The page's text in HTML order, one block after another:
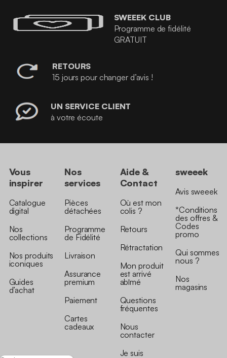
SWEEEK CLUB
Programme de fidélité
GRATUIT
RETOURS
15 jours pour changer d’avis !
UN SERVICE CLIENT
à votre écoute
Vous
inspirer
Catalogue
digital
Nos
collections
Nos produits
iconiques
Guides
d’achat
Nos
services
Pièces
détachées
Programme
de Fidélité
Livraison
Assurance
premium
Paiement
Cartes
cadeaux
Aide &
Contact
Où est mon
colis ?
Retours
Rétractation
Mon produit
est arrivé
abîmé
Questions
fréquentes
Nous
contacter
Je suis
sweeek
Avis sweeek
*Conditions
des offres &
Codes
promo
Qui sommes
nous ?
Nos
magasins